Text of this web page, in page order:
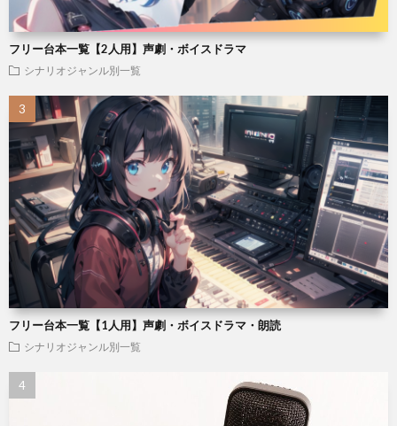
フリー台本一覧【2人用】声劇・ボイスドラマ
シナリオジャンル別一覧
フリー台本一覧【1人用】声劇・ボイスドラマ・朗読
シナリオジャンル別一覧